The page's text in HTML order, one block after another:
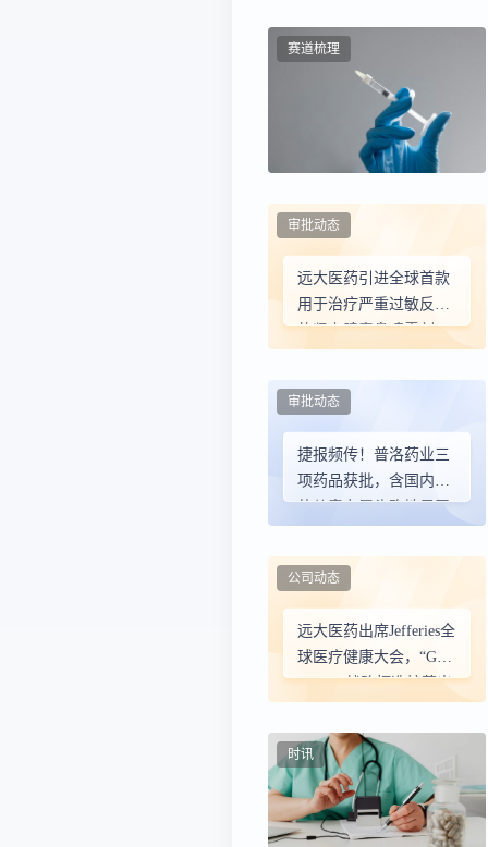
赛道梳理
远大医药引进全球首款
用于治疗严重过敏反应
的肾上腺素鼻喷雾剂
审批动态
捷报频传！普洛药业三
项药品获批，含国内首
仿儿童专属头孢地尼干
审批动态
远大医药出席Jefferies全
球医疗健康大会，“Go
Global”战略打造核药出
公司动态
时讯